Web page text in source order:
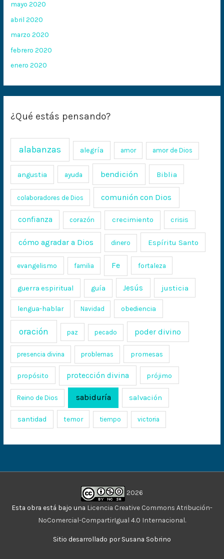
mayo 2020
abril 2020
marzo 2020
febrero 2020
enero 2020
¿Qué estás pensando?
alabanzas alegría amor amor de Dios
angustia ayuda bendición Biblia
colaboradores de Dios comunión con Dios
confianza corazón crecimiento crisis
cómo agradar a Dios dinero Espíritu Santo
evangelismo familia Fe fortaleza
guerra espiritual guía Jesús justicia
lengua-hablar Navidad obediencia
oración paz pecado poder divino
presencia divina problemas promesas
propósito protección divina prójimo
Reino de Dios sabiduría salvación
santidad temor tiempo victoria
2026
Esta obra está bajo una Licencia Creative Commons Atribución-
NoComercial-CompartirIgual 4.0 Internacional.
Sitio desarrollado por Susana Sobrino